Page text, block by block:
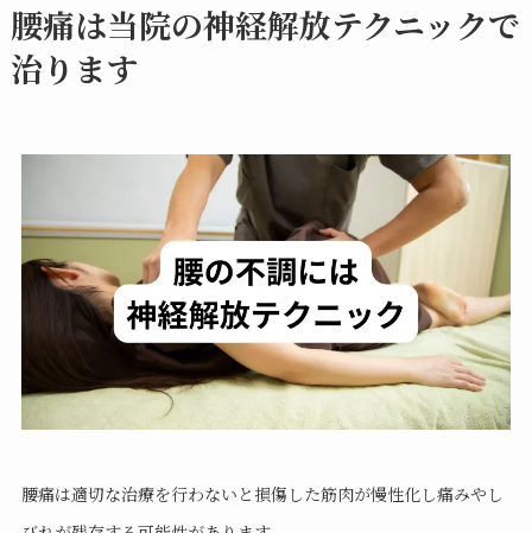
腰痛は当院の神経解放テクニックで
治ります
腰痛は適切な治療を行わないと損傷した筋肉が慢性化し痛みやし